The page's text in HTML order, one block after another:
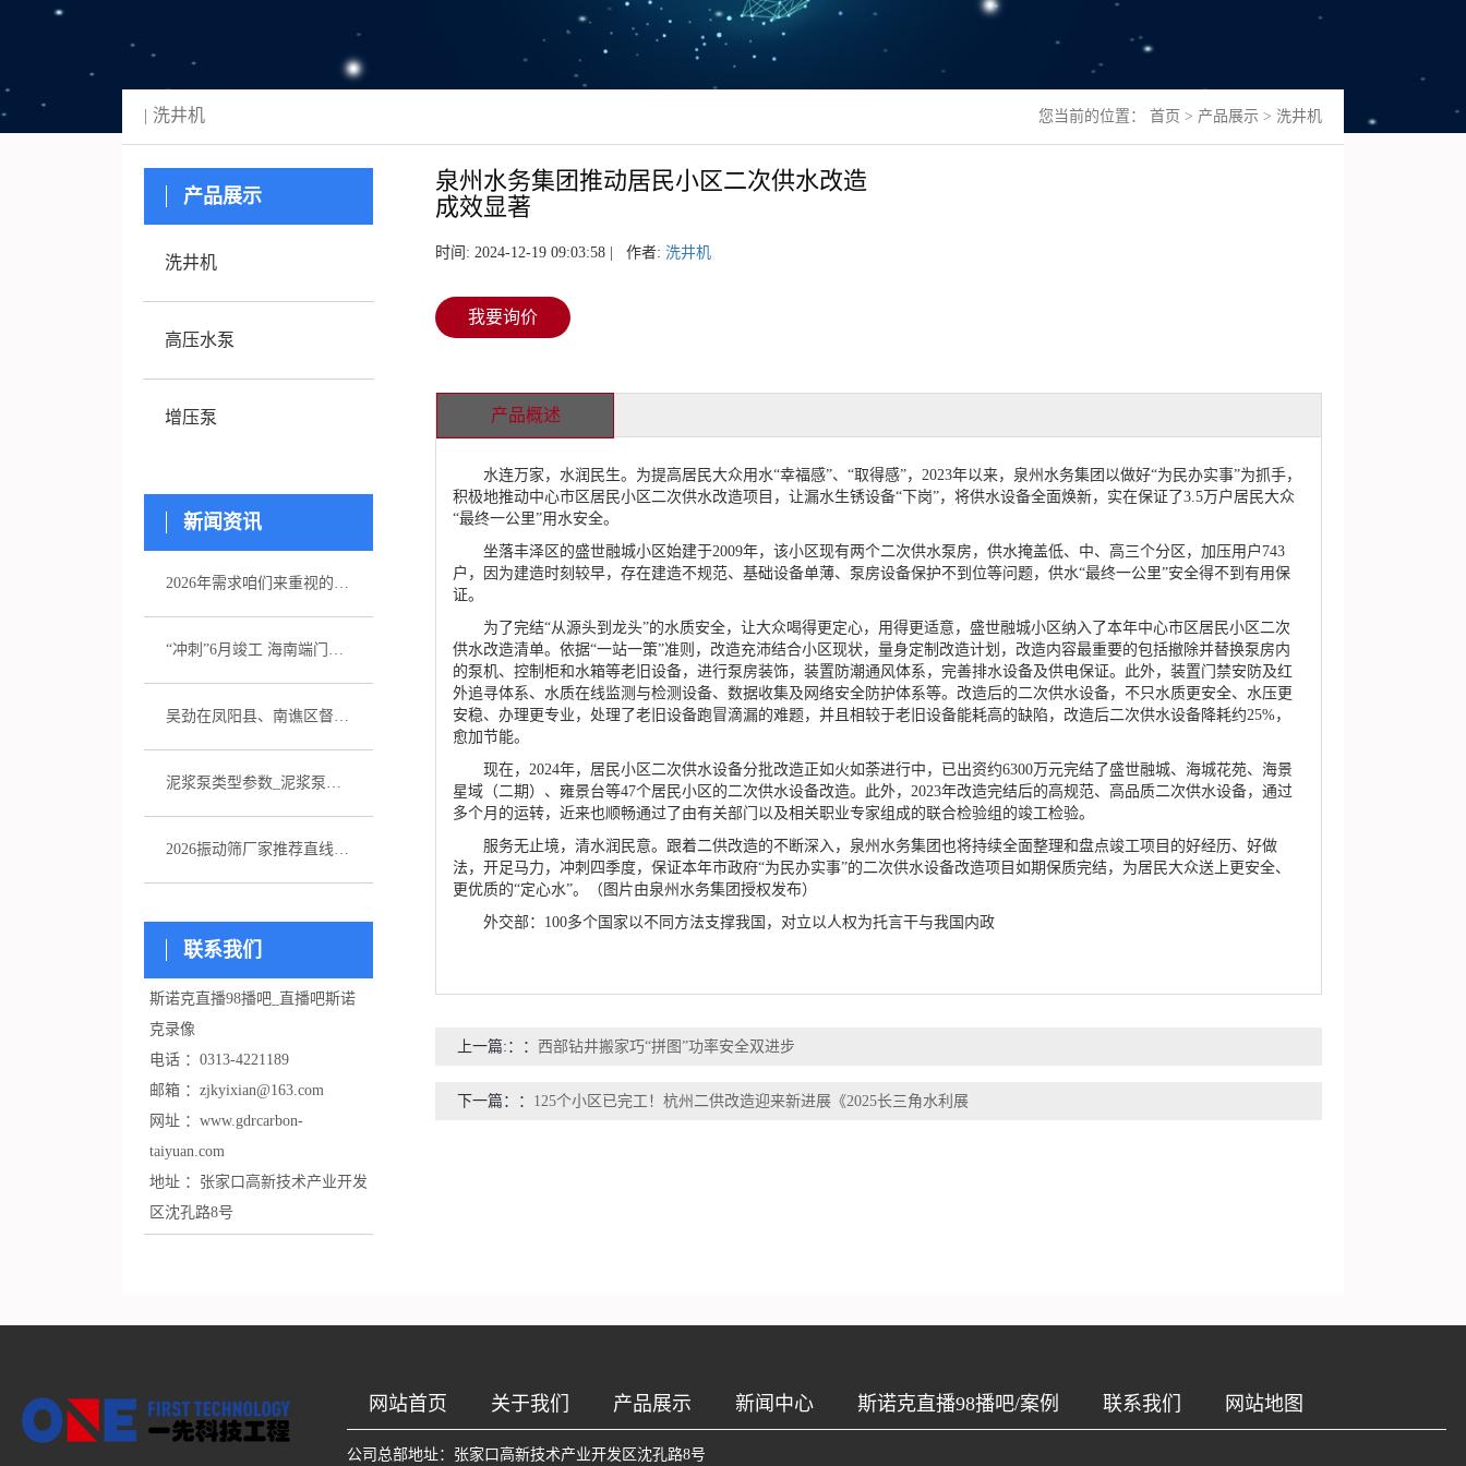
您当前的位置： 首页 > 产品展示 > 洗井机
洗井机
产品展示
洗井机
高压水泵
增压泵
新闻资讯
2026年需求咱们来重视的五家注浆泵厂家引荐
“冲刺”6月竣工 海南端门岭矿区（二期）年产530万吨花岗岩骨料项目综合楼封顶
吴劲在凤阳县、南谯区督导杰出生态环境问题整改作业
泥浆泵类型参数_泥浆泵选型_图片
2026振动筛厂家推荐直线振动筛超声波直排厂家优选指南！
联系我们
斯诺克直播98播吧_直播吧斯诺
克录像
电话 ： 0313-4221189
邮箱 ： zjkyixian@163.com
网址 ： www.gdrcarbon-
taiyuan.com
地址 ： 张家口高新技术产业开发
区沈孔路8号
泉州水务集团推动居民小区二次供水改造
成效显著
时间: 2024-12-19 09:03:58 | 作者: 洗井机
我要询价
产品概述
水连万家，水润民生。为提高居民大众用水“幸福感”、“取得感”，2023年以来，泉州水务集团以做好“为民办实事”为抓手，
积极地推动中心市区居民小区二次供水改造项目，让漏水生锈设备“下岗”，将供水设备全面焕新，实在保证了3.5万户居民大众
“最终一公里”用水安全。
坐落丰泽区的盛世融城小区始建于2009年，该小区现有两个二次供水泵房，供水掩盖低、中、高三个分区，加压用户743
户，因为建造时刻较早，存在建造不规范、基础设备单薄、泵房设备保护不到位等问题，供水“最终一公里”安全得不到有用保
证。
为了完结“从源头到龙头”的水质安全，让大众喝得更定心，用得更适意，盛世融城小区纳入了本年中心市区居民小区二次
供水改造清单。依据“一站一策”准则，改造充沛结合小区现状，量身定制改造计划，改造内容最重要的包括撤除并替换泵房内
的泵机、控制柜和水箱等老旧设备，进行泵房装饰，装置防潮通风体系，完善排水设备及供电保证。此外，装置门禁安防及红
外追寻体系、水质在线监测与检测设备、数据收集及网络安全防护体系等。改造后的二次供水设备，不只水质更安全、水压更
安稳、办理更专业，处理了老旧设备跑冒滴漏的难题，并且相较于老旧设备能耗高的缺陷，改造后二次供水设备降耗约25%，
愈加节能。
现在，2024年，居民小区二次供水设备分批改造正如火如荼进行中，已出资约6300万元完结了盛世融城、海城花苑、海景
星域（二期）、雍景台等47个居民小区的二次供水设备改造。此外，2023年改造完结后的高规范、高品质二次供水设备，通过
多个月的运转，近来也顺畅通过了由有关部门以及相关职业专家组成的联合检验组的竣工检验。
服务无止境，清水润民意。跟着二供改造的不断深入，泉州水务集团也将持续全面整理和盘点竣工项目的好经历、好做
法，开足马力，冲刺四季度，保证本年市政府“为民办实事”的二次供水设备改造项目如期保质完结，为居民大众送上更安全、
更优质的“定心水”。（图片由泉州水务集团授权发布）
外交部：100多个国家以不同方法支撑我国，对立以人权为托言干与我国内政
上一篇:： 西部钻井搬家巧“拼图”功率安全双进步
下一篇： 125个小区已完工！杭州二供改造迎来新进展《2025长三角水利展
网站首页 关于我们 产品展示 新闻中心 斯诺克直播98播吧/案例 联系我们 网站地图
公司总部地址： 张家口高新技术产业开发区沈孔路8号